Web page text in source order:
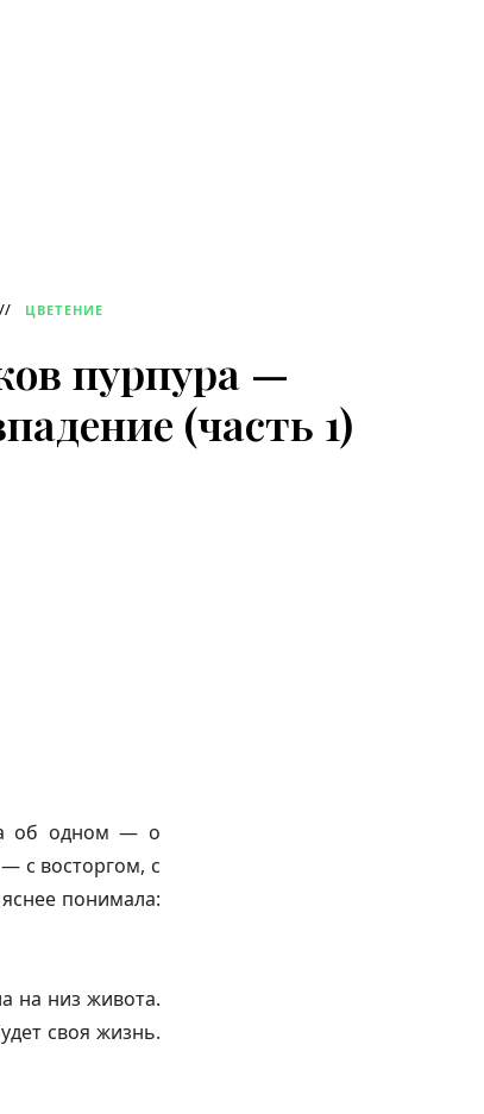
ЦВЕТЕНИЕ
пурпура —
(часть 1)
об одном — о
с восторгом, с
понимала:
на низ живота.
своя жизнь.